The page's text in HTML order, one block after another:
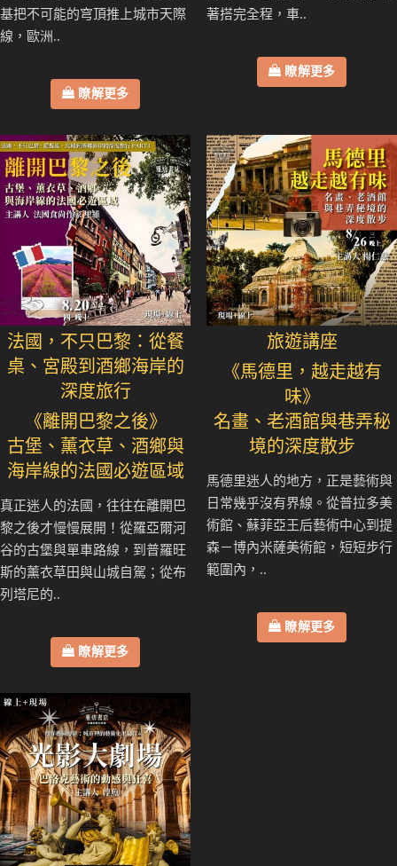
基把不可能的穹頂推上城市天際
線，歐洲..
瞭解更多
著搭完全程，車..
瞭解更多
法國，不只巴黎：從餐
桌、宮殿到酒鄉海岸的
深度旅行
《離開巴黎之後》
古堡、薰衣草、酒鄉與
海岸線的法國必遊區域
真正迷人的法國，往往在離開巴
黎之後才慢慢展開！從羅亞爾河
谷的古堡與單車路線，到普羅旺
斯的薰衣草田與山城自駕；從布
列塔尼的..
瞭解更多
旅遊講座
《馬德里，越走越有
味》
名畫、老酒館與巷弄秘
境的深度散步
馬德里迷人的地方，正是藝術與
日常幾乎沒有界線。從普拉多美
術館、蘇菲亞王后藝術中心到提
森－博內米薩美術館，短短步行
範圍內，..
瞭解更多